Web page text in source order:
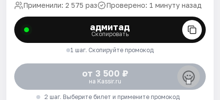
Применили: 2 575 раз Проверено: 1 минуту назад
адмитад
Скопировать
1 шаг. Скопируйте промокод
от 3 500 ₽
на Kassir.ru
2 шаг. Выберите билет и примените промокод